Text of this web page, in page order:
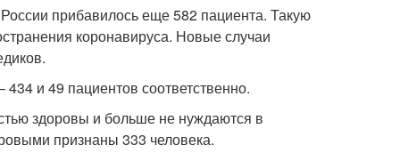
прибавилось еще 582 пациента. Такую
коронавируса. Новые случаи
и 49 пациентов соответственно.
здоровы и больше не нуждаются в
признаны 333 человека.